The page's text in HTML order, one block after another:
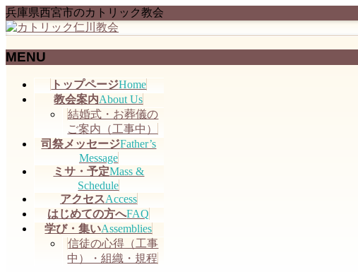
兵庫県西宮市のカトリック教会
MENU
トップページHome
教会案内About Us
結婚式・お葬儀の
ご案内（工事中）
司祭メッセージFather’s
Message
ミサ・予定Mass &
Schedule
アクセスAccess
はじめての方へFAQ
学び・集いAssemblies
信徒の心得（工事
中）・組織・規程